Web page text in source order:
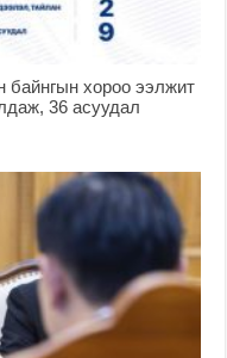
байнгын хороо ээлжит
36 асуудал